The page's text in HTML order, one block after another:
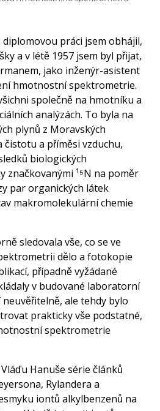
práci jsem obhájil,
a v létě 1957 jsem byl přijat,
jako inženýr-asistent
hmotnostní spektrometrie.
společně na hmotníku a
analýzách. To byla na
plynů z Moravských
čistotu a příměsi vzduchu,
biologických
značkovanými ¹⁵N na poměr
par organických látek
makromolekulární chemie
sledovala vše, co se ve
dělo a fotokopie
případně vyžádané
v budované laboratorní
ale tehdy bylo
prakticky vše podstatné,
spektrometrie
Hanuše série článků
Rylandera a
iontů alkylbenzenů na